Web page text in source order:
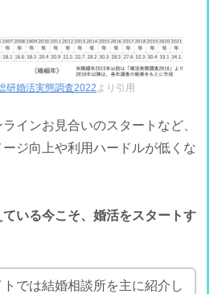
研婚活実態調査2022 より引用
インお見合いのスタートなど、
ジ向上や利用ハードルが低くな
いる今こそ、婚活をスタートす
トでは結婚相談所を主に紹介し